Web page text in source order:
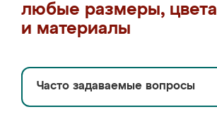
любые размеры, цвета
и материалы
Часто задаваемые вопросы